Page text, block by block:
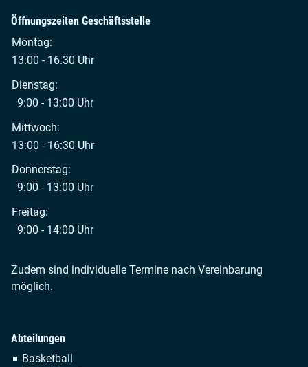
Öffnungszeiten Geschäftsstelle
Montag:
13:00 - 16.30 Uhr
Dienstag:
9:00 - 13:00 Uhr
Mittwoch:
13:00 - 16:30 Uhr
Donnerstag:
9:00 - 13:00 Uhr
Freitag:
9:00 - 14:00 Uhr
Zudem sind individuelle Termine nach Vereinbarung
möglich.
Abteilungen
Navigation
Basketball